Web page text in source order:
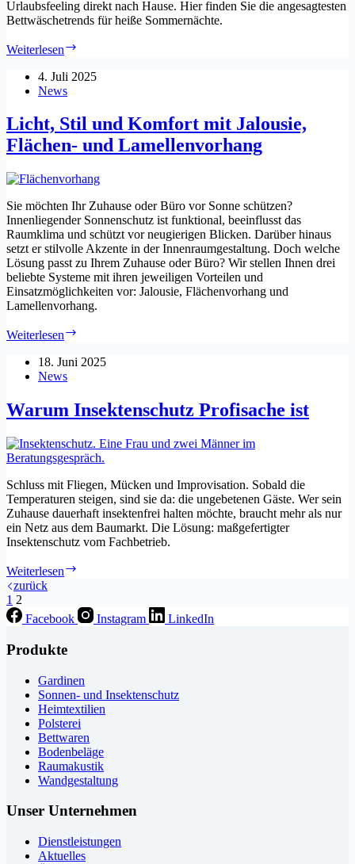
Urlaubsfeeling direkt nach Hause. Hier finden Sie die angesagtesten
Bettwäschetrends für heiße Sommernächte.
Weiterlesen
im
4. Juli 2025
News
Licht, Stil und Komfort mit Jalousie,
Flächen- und Lamellenvorhang
Sie möchten Ihr Zuhause oder Büro vor Sonne schützen?
Innenliegender Sonnenschutz ist funktional, beeinflusst das
Raumklima und schützt vor neugierigen Blicken. Darüber hinaus
setzt er stilvolle Akzente in der Innenraumgestaltung. Doch welche
Lösung passt zu Ihrem Zuhause oder Büro? Wir stellen Ihnen drei
beliebte Systeme mit ihren jeweiligen Vorteilen und
Einsatzmöglichkeiten vor: Jalousie, Flächenvorhang und
Lamellenvorhang.
Weiterlesen
und
Jalousie,
Flächen-
Lamellenvorhang
18. Juni 2025
News
Warum Insektenschutz Profisache ist
Schluss mit Fliegen, Mücken und Improvisation. Sobald die
Temperaturen steigen, sind sie da: die ungebetenen Gäste. Wer sein
Zuhause dauerhaft insektenfrei halten möchte, braucht mehr als nur
ein Netz aus dem Baumarkt. Die Lösung: maßgefertigter
Insektenschutz vom Fachbetrieb.
Weiterlesen
ist
zurück
1 2
Facebook
Instagram LinkedIn
Produkte
Gardinen
Sonnen- und Insektenschutz
Heimtextilien
Polsterei
Bettwaren
Bodenbeläge
Raumakustik
Wandgestaltung
Unser Unternehmen
Dienstleistungen
Aktuelles